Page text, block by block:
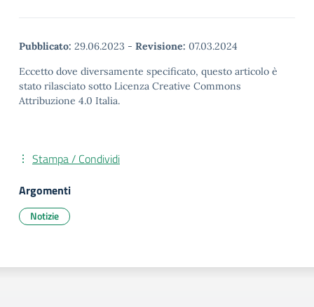
Pubblicato: 29.06.2023 - Revisione: 07.03.2024
Eccetto dove diversamente specificato, questo articolo è
stato rilasciato sotto Licenza Creative Commons
Attribuzione 4.0 Italia.
Stampa / Condividi
Argomenti
Notizie